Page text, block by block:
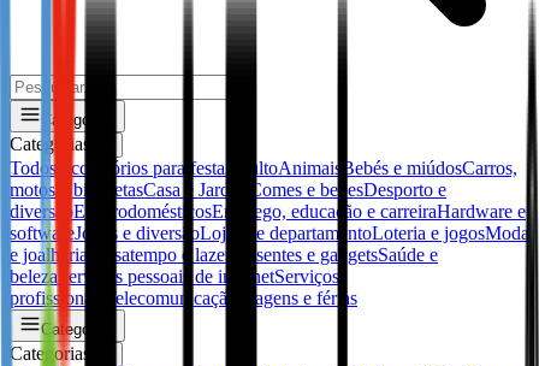
Categorias
Categorias
Todos Accessórios para festa AdultoAnimais Bebés e miúdosCarros,
motos e bicicletasCasa e Jardim Comes e bebesDesporto e
diversãoElectrodomésticosEmprego, educação e carreiraHardware e
softwareJogos e diversãoLojas de departamentoLoteria e jogosModa
e joalharia
Passatempo e lazer Presentes e gadgetsSaúde e
beleza Serviços pessoais de internetServiços
profissionais
Telecomunicação Viagens e férias
Categorias
Categorias